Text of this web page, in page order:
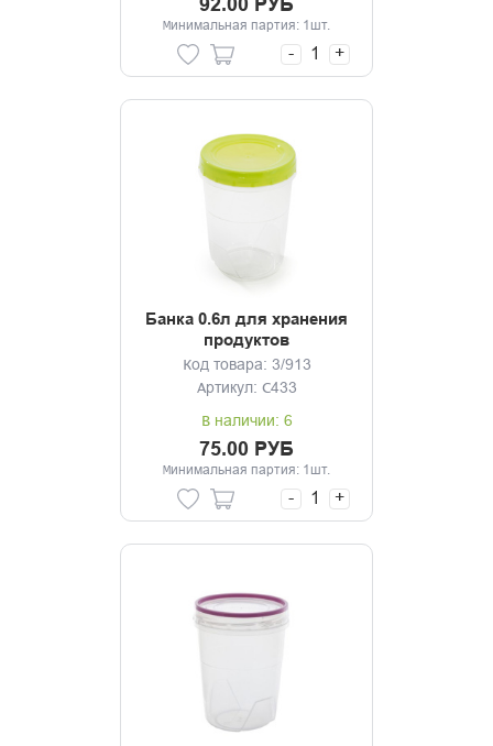
Минимальная партия: 1шт.
- +
Банка 0.6л для хранения
продуктов
Код товара: 3/913
Артикул: С433
В наличии: 6
75.00 РУБ
Минимальная партия: 1шт.
- +